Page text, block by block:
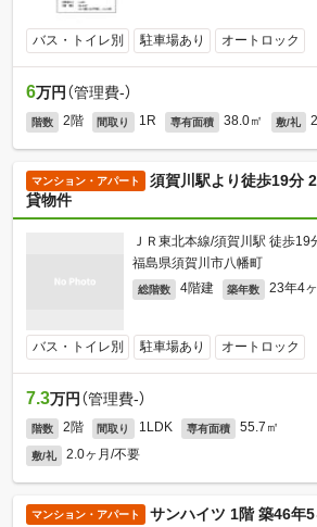
バス・トイレ別 駐車場あり オートロック
6万円 （管理費-）
階数 2階 間取り 1R 専有面積 38.0㎡ 敷/礼
マンション・アパート
須賀川駅より徒歩19分
貸物件
ＪＲ東北本線/須賀川駅 徒歩19
福島県須賀川市八幡町
総階数 4階建 築年数 23年4
バス・トイレ別 駐車場あり オートロック
7.3万円 （管理費-）
階数 2階 間取り 1LDK 専有面積 55.7㎡
敷/礼 2.0ヶ月/不要
マンション・アパート サンハイツ 1階 築46年